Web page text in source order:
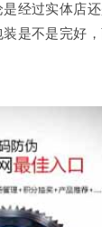
经过实体店
是不是完好